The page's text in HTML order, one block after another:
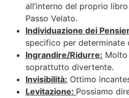
all’interno del proprio
Passo Velato.
Individuazione dei
specifico per determinate
Ingrandire/Ridurre: Molto
soprattutto divertente.
Invisibilità: Ottimo
Levitazione: Possiamo